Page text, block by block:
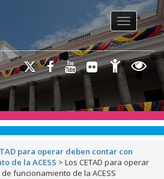
Toggle
para operar deben contar con
de la ACESS > Los CETAD para operar
funcionamiento de la ACESS